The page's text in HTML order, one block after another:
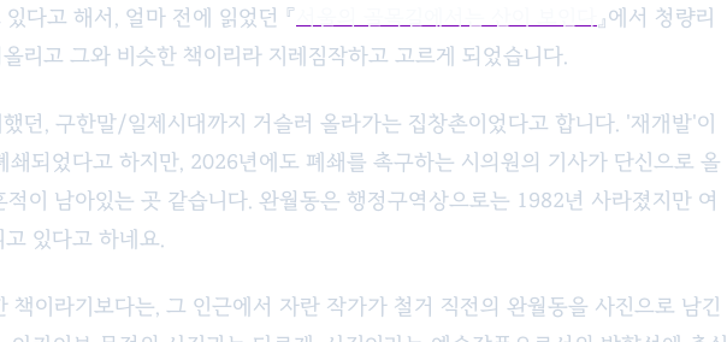
다고 해서, 얼마 전에 읽었던 『
』에서 청량리
리고 그와 비슷한 책이리라 지레짐작하고 고르게 되었습니다.
던, 구한말/일제시대까지 거슬러 올라가는 집창촌이었다고 합니다. '재개발'이
되었다고 하지만, 2026년에도 폐쇄를 촉구하는 시의원의 기사가 단신으로 올
이 남아있는 곳 같습니다. 완월동은 행정구역상으로는 1982년 사라졌지만 여
있다고 하네요.
책이라기보다는, 그 인근에서 자란 작가가 철거 직전의 완월동을 사진으로 남긴